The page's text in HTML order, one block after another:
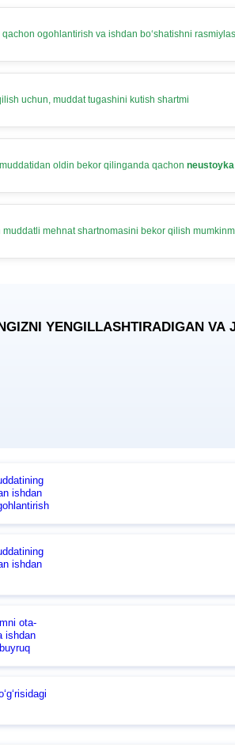
ogohlantirish va ishdan boʻshatishni
uchun, muddat tugashini kutish shartmi
oldin bekor qilinganda qachon neustoyka
mehnat shartnomasini bekor qilish
YENGILLASHTIRADIGAN VA
ishdan
ishdan
ota-
ishdan